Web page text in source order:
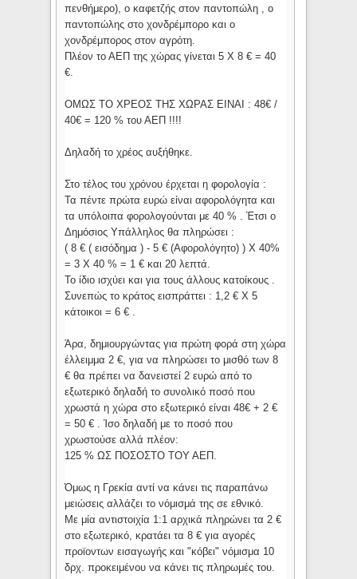
πενθήμερο), ο καφετζής στον παντοπώλη , ο
παντοπώλης στο χονδρέμπορο και ο
χονδρέμπορος στον αγρότη.
Πλέον το ΑΕΠ της χώρας γίνεται 5 Χ 8 € = 40
€.
ΟΜΩΣ ΤΟ ΧΡΕΟΣ ΤΗΣ ΧΩΡΑΣ ΕΙΝΑΙ : 48€ /
40€ = 120 % του ΑΕΠ !!!!
Δηλαδή το χρέος αυξήθηκε.
Στο τέλος του χρόνου έρχεται η φορολογία :
Τα πέντε πρώτα ευρώ είναι αφορολόγητα και
τα υπόλοιπα φορολογούνται με 40 % . Έτσι ο
Δημόσιος Υπάλληλος θα πληρώσει :
( 8 € ( εισόδημα ) - 5 € (Αφορολόγητο) ) Χ 40%
= 3 Χ 40 % = 1 € και 20 λεπτά.
Το ίδιο ισχύει και για τους άλλους κατοίκους .
Συνεπώς το κράτος εισπράττει : 1,2 € Χ 5
κάτοικοι = 6 € .
Άρα, δημιουργώντας για πρώτη φορά στη χώρα
έλλειμμα 2 €, για να πληρώσει το μισθό των 8
€ θα πρέπει να δανειστεί 2 ευρώ από το
εξωτερικό δηλαδή το συνολικό ποσό που
χρωστά η χώρα στο εξωτερικό είναι 48€ + 2 €
= 50 € . Ίσο δηλαδή με το ποσό που
χρωστούσε αλλά πλέον:
125 % ΩΣ ΠΟΣΟΣΤΟ ΤΟΥ ΑΕΠ.
Όμως η Γρεκία αντί να κάνει τις παραπάνω
μειώσεις αλλάζει το νόμισμά της σε εθνικό.
Με μία αντιστοιχία 1:1 αρχικά πληρώνει τα 2 €
στο εξωτερικό, κρατάει τα 8 € για αγορές
προϊοντων εισαγωγής και "κόβει" νόμισμα 10
δρχ. προκειμένου να κάνει τις πληρωμές του.